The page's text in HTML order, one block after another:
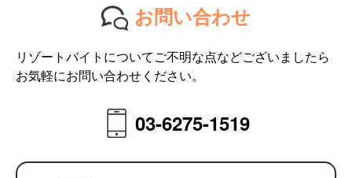
お問い合わせ
リゾートバイトについてご不明な点などございましたら
お気軽にお問い合わせください。
03-6275-1519